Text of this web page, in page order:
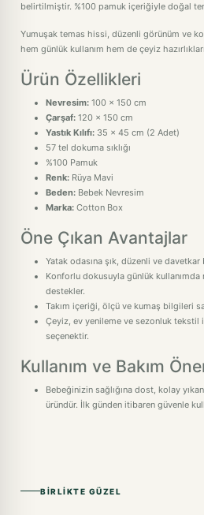
belirtilmiştir. %100 pamuk içeriğiyle doğal
Yumuşak temas hissi, düzenli görünüm ve
hem günlük kullanım hem de çeyiz
Ürün Özellikleri
Nevresim: 100 x 150 cm
Çarşaf: 120 x 150 cm
Yastık Kılıfı: 35 x 45 cm (2 Adet)
57 tel dokuma sıklığı
%100 Pamuk
Renk: Rüya Mavi
Beden: Bebek Nevresim
Marka: Cotton Box
Öne Çıkan Avantajlar
Yatak odasına şık, düzenli ve davetkar
Konforlu dokusuyla günlük
destekler.
Takım içeriği, ölçü ve kumaş bilgileri
Çeyiz, ev yenileme ve sezonluk tekstil
seçenektir.
Kullanım ve Bakım
Bebeğinizin sağlığına dost, kolay
üründür. İlk günden itibaren güvenle
BIRLIKTE GÜZEL